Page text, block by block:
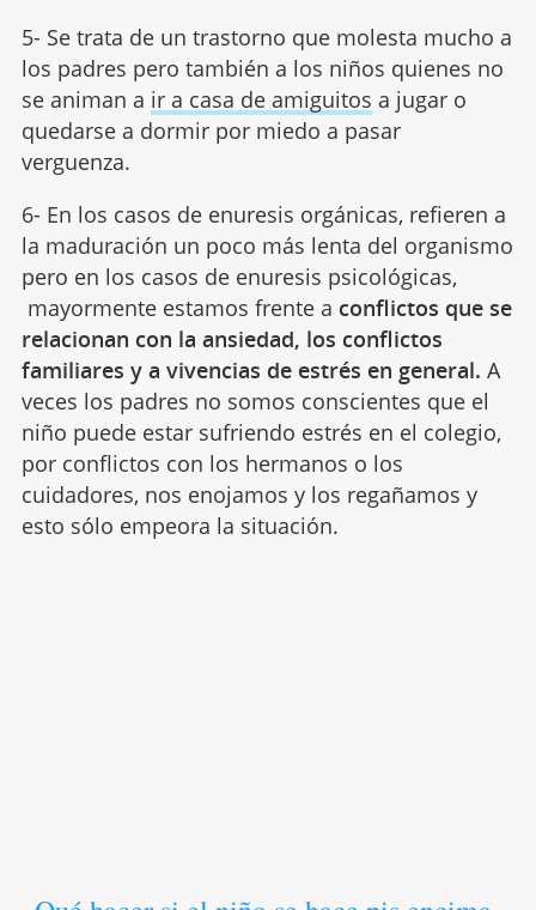
5- Se trata de un trastorno que molesta mucho a
los padres pero también a los niños quienes no
se animan a ir a casa de amiguitos a jugar o
quedarse a dormir por miedo a pasar
verguenza.
6- En los casos de enuresis orgánicas, refieren a
la maduración un poco más lenta del organismo
pero en los casos de enuresis psicológicas,
mayormente estamos frente a conflictos que se
relacionan con la ansiedad, los conflictos
familiares y a vivencias de estrés en general. A
veces los padres no somos conscientes que el
niño puede estar sufriendo estrés en el colegio,
por conflictos con los hermanos o los
cuidadores, nos enojamos y los regañamos y
esto sólo empeora la situación.